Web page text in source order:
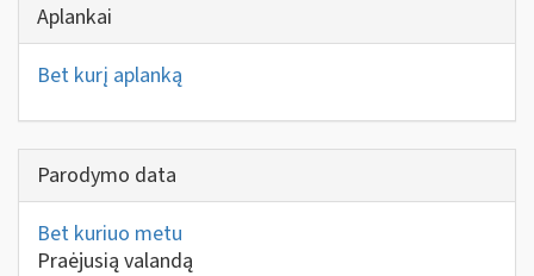
Aplankai
Bet kurį aplanką
Parodymo data
Bet kuriuo metu
Praėjusią valandą